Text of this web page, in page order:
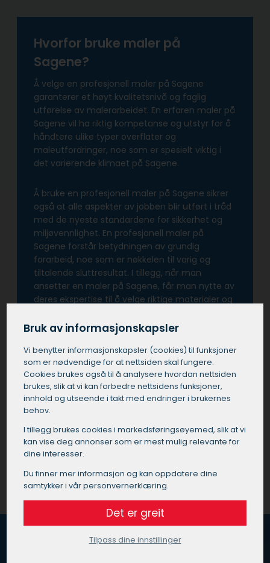
Hvorfor bruke maler på
Sagene?
Å velge en profesjonell maler på Sagene
garanterer et høyt kvalitetsnivå og faglig
utførelse av malerarbeidet. En erfaren maler på
Sagene vil ha riktig kompetanse og utstyr for å
håndtere ulike typer overflater og
maleutfordringer, noe som er spesielt viktig i
det varierende klimaet på Sagene.
Å bruke en profesjonell maler på Sagene sikrer
også at alle aspekter av jobben blir utført i tråd
med de nyeste standardene for sikkerhet og
miljøvennlighet. En profesjonell maler på
Sagene forstår betydningen av grundig
forarbeid, noe som er nøkkelen til varig og
tiltalende sluttresultat. I tillegg, når man
ansetter en maler på Sagene, får man nytte av
deres ekspertise til å velge riktige materialer og
bygning.
Å investere i tjenester fra en profesjonell maler
på Sagene betyr også at man unngår de
vanlige fallgruvene som kan oppstå ved utføre
prosjektet selv eller ved å bruke ukvalifisert
personell.
Få et tilbud på maler på Sagene
Bruk av informasjonskapsler
Vi benytter informasjons­kapsler (cookies) til funksjoner
som er nødvendige for at nettsiden skal fungere.
Cookies brukes også til å analysere hvordan nettsiden
brukes, slik at vi kan forbedre nettsidens funksjoner,
innhold og utseende i takt med endringer i brukernes
behov.
I tillegg brukes cookies i markedsførings­øyemed, slik at vi
kan vise deg annonser som er mest mulig relevante for
dine interesser.
Du finner mer informasjon og kan oppdatere dine
samtykker i vår personvernerklæring.
Det er greit
Tilpass dine innstillinger